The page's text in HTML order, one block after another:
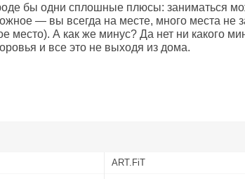
бы одни сплошные плюсы: заниматься
— вы всегда на месте, много места
место). А как же минус? Да нет ни какого
и все это не выходя из дома.
ART.FiT